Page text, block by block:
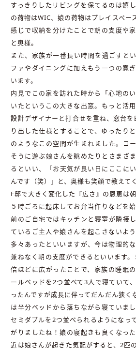
すっきりしたリビングを保てるのは嬉
の荷物はWIC、娘の荷物はプレイスペー
感じで収納を分けたことで朝の支度や
と奥様。
また、家族が一番長い時間を過ごすと
ファやダイニングに加えもう一つの寛
います。
内見でこの家を訪れた時から「心地の
いたというこの大きな出窓。もっと活
設計デザイナーと打合せを重ね、窓台
り出した仕様とすることで、ゆったり
のようなこの空間が生まれました。コ
そうに遊ぶ娘さんを眺めたりとさまざ
るといい、「お天気が良い日にここに
んです（笑）」と、奥様も笑顔で教えて
F邸で大きく変化した『広さ』の恩恵は
５時ごろに起床してお弁当作りなどを
前のご自宅ではキッチンと寝室が隣接
ているご主人や娘さんを起こさないよ
多々あったといいますが、今は物理的
兼ねなく朝の支度ができるといいます
倍ほどに広がったことで、家族の睡眠
ールベッドを2つ並べて3人で寝ていて
ったんですが成長に伴ってだんだん狭く
は半分ベッドから落ちながら寝ていま
セミダブルを2つ並べられるようになっ
がりましたね！娘の寝起きも良くなっ
近は娘さんが起きた気配がすると、2匹